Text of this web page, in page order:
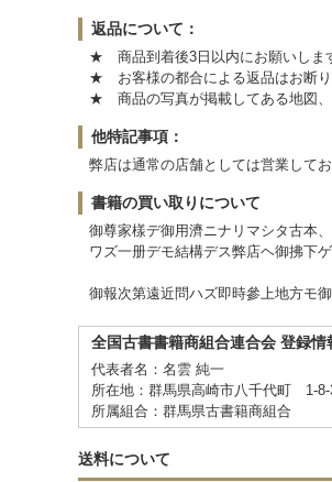
返品について：
★ 商品到着後3日以内にお願いしま
★ お客様の都合による返品はお断
★ 商品の写真が掲載してある地図、
他特記事項：
弊店は通常の店舗としては営業して
書籍の買い取りについて
御尊家樣デ御用濟ニナリマシタ古本
ワズ一册デモ結構デス弊店ヘ御拂下
御報次第遠近問ハズ即時參上地方モ
全国古書書籍商組合連合会 登録情
代表者名：名雲 純一
所在地：群馬県高崎市八千代町 1-
所属組合：群馬県古書籍商組合
送料について